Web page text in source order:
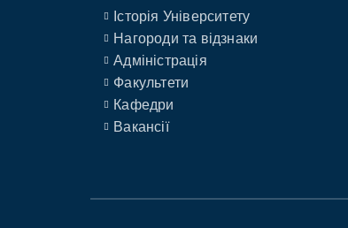
Історія Університету
Нагороди та відзнаки
Адміністрація
Факультети
Кафедри
Вакансії